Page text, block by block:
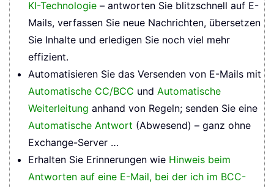
KI-Technologie – antworten Sie blitzschnell auf E-
Mails, verfassen Sie neue Nachrichten, übersetzen
Sie Inhalte und erledigen Sie noch viel mehr
effizient.
Automatisieren Sie das Versenden von E-Mails mit
Automatische CC/BCC und Automatische
Weiterleitung anhand von Regeln; senden Sie eine
Automatische Antwort (Abwesend) – ganz ohne
Exchange-Server …
Erhalten Sie Erinnerungen wie Hinweis beim
Antworten auf eine E-Mail, bei der ich im BCC-